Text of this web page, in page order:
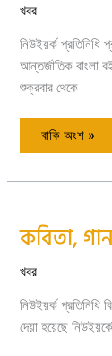
খবর
নিউইয়র্ক প্রতিনিধি
আন্তর্জাতিক বাংলা
শুক্রবার থেকে
বাকি অংশ »
কবিতা,
খবর
নিউইয়র্ক প্রতিনিধি
দেয়া হয়েছে
কবিতা,
গান
উদযাপন